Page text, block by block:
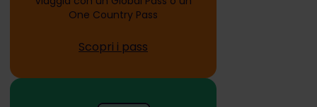
One Country Pass
Scopri i pass